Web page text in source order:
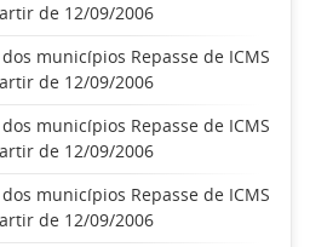
de 12/09/2006
municípios Repasse de ICMS
de 12/09/2006
municípios Repasse de ICMS
de 12/09/2006
municípios Repasse de ICMS
de 12/09/2006